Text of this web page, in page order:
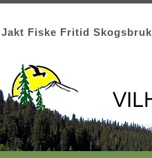
Jakt Fiske Fritid Skogsbruk